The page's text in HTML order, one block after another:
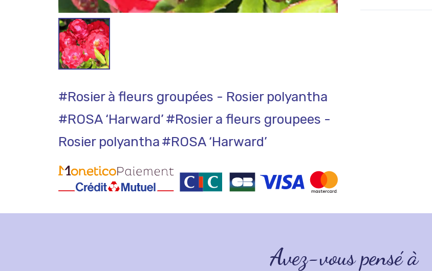
#Rosier à fleurs groupées - Rosier polyantha
#ROSA ‘Harward’#Rosier a fleurs groupees -
Rosier polyantha#ROSA ‘Harward’
Avez-vous pensé à